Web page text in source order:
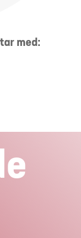
med: